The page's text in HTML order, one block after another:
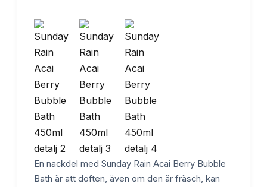
En nackdel med Sunday Rain Acai Berry Bubble
Bath är att doften, även om den är fräsch, kan